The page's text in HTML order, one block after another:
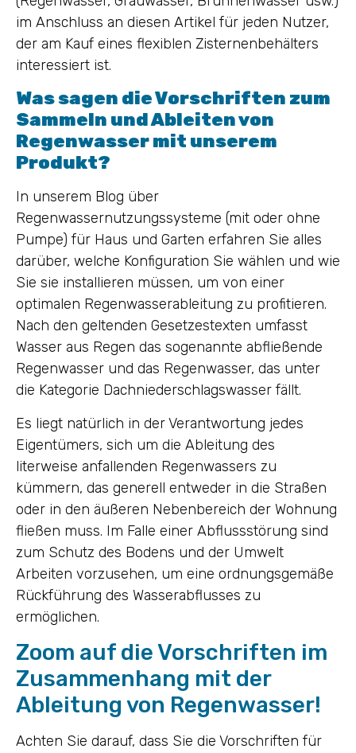
im Anschluss an diesen Artikel für jeden Nutzer,
der am Kauf eines flexiblen Zisternenbehälters
interessiert ist.
Was sagen die Vorschriften zum
Sammeln und Ableiten von
Regenwasser mit unserem
Produkt?
In unserem Blog über
Regenwassernutzungssysteme (mit oder ohne
Pumpe) für Haus und Garten erfahren Sie alles
darüber, welche Konfiguration Sie wählen und wie
Sie sie installieren müssen, um von einer
optimalen Regenwasserableitung zu profitieren.
Nach den geltenden Gesetzestexten umfasst
Wasser aus Regen das sogenannte abfließende
Regenwasser und das Regenwasser, das unter
die Kategorie Dachniederschlagswasser fällt.
Es liegt natürlich in der Verantwortung jedes
Eigentümers, sich um die Ableitung des
literweise anfallenden Regenwassers zu
kümmern, das generell entweder in die Straßen
oder in den äußeren Nebenbereich der Wohnung
fließen muss. Im Falle einer Abflussstörung sind
zum Schutz des Bodens und der Umwelt
Arbeiten vorzusehen, um eine ordnungsgemäße
Rückführung des Wasserabflusses zu
ermöglichen.
Zoom auf die Vorschriften im
Zusammenhang mit der
Ableitung von Regenwasser!
Achten Sie darauf, dass Sie die Vorschriften für